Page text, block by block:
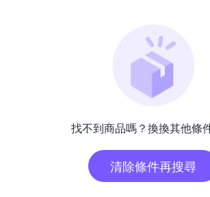
找不到商品嗎？換換其他條
清除條件再搜尋